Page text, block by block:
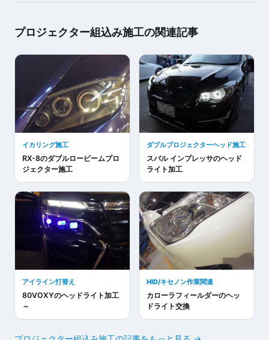
プロジェクター組込み施工の関連記事
イカリング施工
RX-8のダブルロービームプロ
ジェクター施工
ダブルプロジェクターヘッド施工
スバル インプレッサのヘッド
ライト加工
アイライン打替え
80VOXYのヘッドライト加工
～
HID/キセノン作業関連
カローラフィールダーのヘッ
ドライト交換